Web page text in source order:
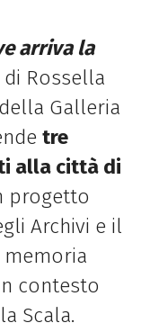
arriva la
di Rossella
Galleria
tre
alla città di
progetto
Archivi e il
contesto
Scala.